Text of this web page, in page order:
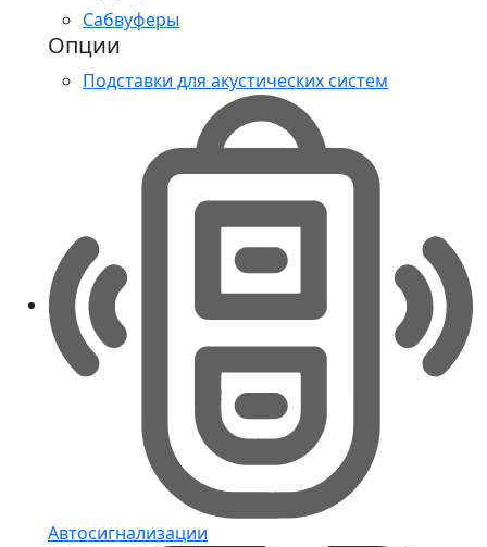
Сабвуферы
Опции
Подставки для акустических систем
Автосигнализации